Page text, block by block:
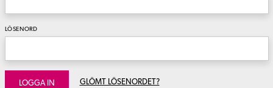
LÖSENORD
LOGGA IN GLÖMT LÖSENORDET?